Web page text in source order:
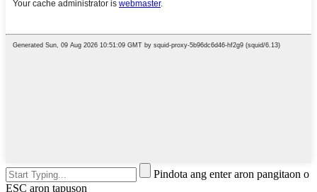
Pindota ang enter aron pangitaon o
ESC aron tapuson